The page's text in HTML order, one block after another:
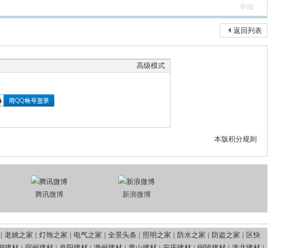
举报
返回列表
高级模式
本版积分规则
腾讯微博 新浪微博
| 老姚之家 | 灯饰之家 | 电气之家 | 全景头条 | 照明之家 | 防水之家 | 防盗之家 | 区快